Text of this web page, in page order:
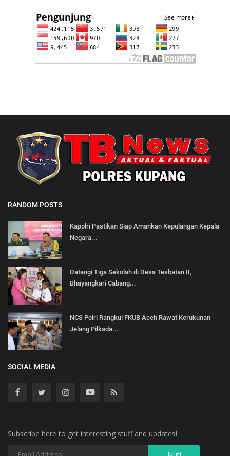
RANDOM POSTS
Kapolri Pastikan Siap Amankan Kepulangan Kepala
Negara...
Datangi Tiga Sekolah di Desa Tesbatan II,
Bhayangkari Cabang...
NCS Polri Rangkul FKUB Aceh Rawat Kerukunan
Jelang Pilkada...
SOCIAL MEDIA
Subscribe here to get interesting stuff and updates!